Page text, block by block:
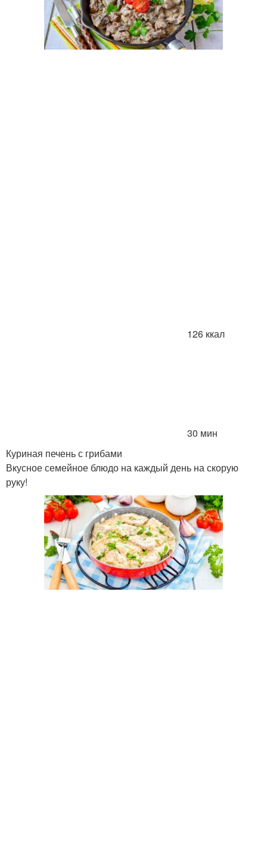
126 ккал
30 мин
Куриная печень с грибами
Вкусное семейное блюдо на каждый день на скорую
руку!